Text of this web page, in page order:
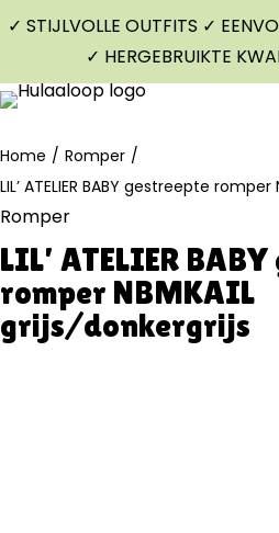
✓ STIJLVOLLE OUTFITS ✓
✓ HERGEBRUIKTE
Home / Romper /
LIL’ ATELIER BABY gestreepte
Romper
LIL’ ATELIER
romper NBMKAIL
grijs/donkergrijs